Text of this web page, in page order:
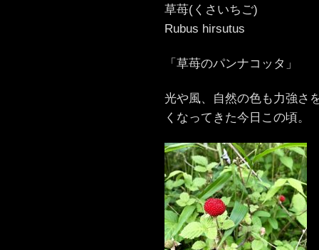
草苺(くさいちご)
Rubus hirsutus
「草苺のパンナコッタ」
光や風、自然の色も力強さ
くなってきた今日この頃。